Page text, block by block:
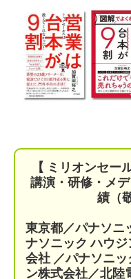
【 ミリオンセ
講演・研修・メ
績（
東京都／パナソニ
ナソニック ハウ
会社 ／パナソニ
ン株式会社／北陸